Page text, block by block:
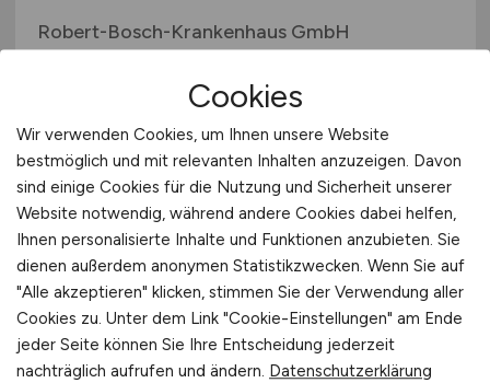
Robert-Bosch-Krankenhaus GmbH
Pflegefachkraft(m/w/d)in der
Cookies
Wir verwenden Cookies, um Ihnen unsere Website
bestmöglich und mit relevanten Inhalten anzuzeigen. Davon
sind einige Cookies für die Nutzung und Sicherheit unserer
Website notwendig, während andere Cookies dabei helfen,
Ihnen personalisierte Inhalte und Funktionen anzubieten. Sie
dienen außerdem anonymen Statistikzwecken. Wenn Sie auf
"Alle akzeptieren" klicken, stimmen Sie der Verwendung aller
Cookies zu. Unter dem Link "Cookie-Einstellungen" am Ende
jeder Seite können Sie Ihre Entscheidung jederzeit
nachträglich aufrufen und ändern. Datenschutzerklärung